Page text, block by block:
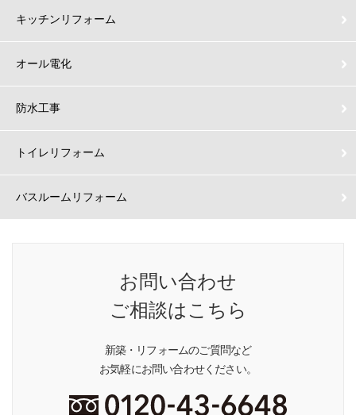
キッチンリフォーム
オール電化
防水工事
トイレリフォーム
バスルームリフォーム
お問い合わせ
ご相談はこちら
新築・リフォームのご質問など
お気軽にお問い合わせください。